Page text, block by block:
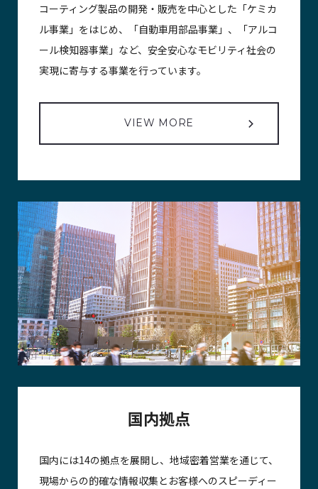
コーティング製品の開発・販売を中心とした「ケミカ
ル事業」をはじめ、「自動車用部品事業」、「アルコ
ール検知器事業」など、安全安心なモビリティ社会の
実現に寄与する事業を行っています。
VIEW MORE
国内拠点
国内には14の拠点を展開し、地域密着営業を通じて、
現場からの的確な情報収集とお客様へのスピーディー